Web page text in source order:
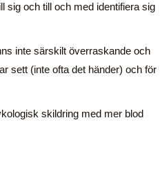
sig och till och med identifiera sig
inte särskilt överraskande och
sett (inte ofta det händer) och för
skildring med mer blod